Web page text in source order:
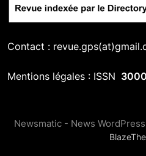
Contact :
Mentions légales : ISSN
Newsmatic - News